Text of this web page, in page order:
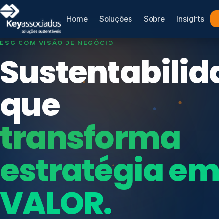
Home Soluções Sobre Insights
SISTEMAS DE GESTÃO OTIMIZADOS E INTEGRADOS
que
protege seu
negócio.
Consultoria, auditoria e treinamentos em ISO
Índices de Mercado
Reputação e Cadeia